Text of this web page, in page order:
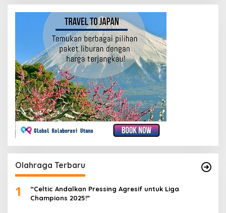
Olahraga Terbaru
1
“Celtic Andalkan Pressing Agresif untuk Liga
Champions 2025!”